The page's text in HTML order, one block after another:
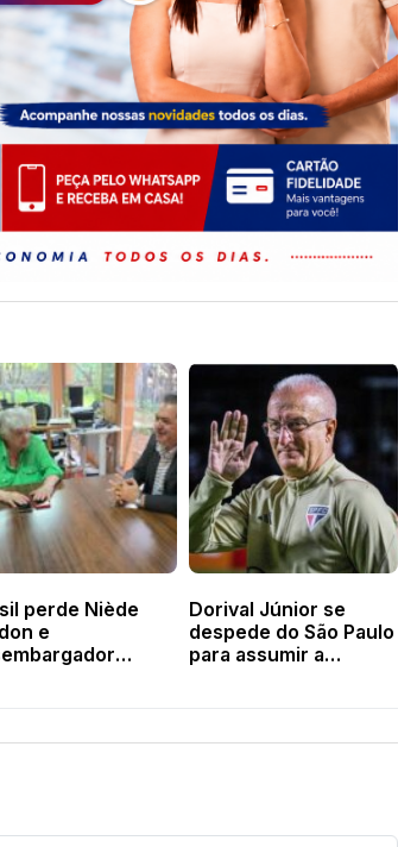
perde Niède
e
Dorival Júnior se
despede do São Paulo
para assumir a